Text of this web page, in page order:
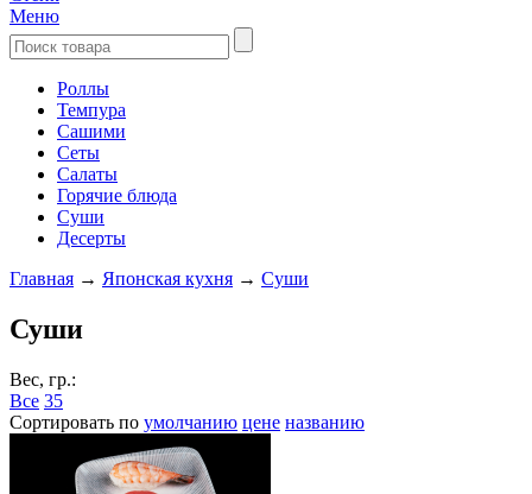
Меню
Роллы
Темпура
Сашими
Сеты
Салаты
Горячие блюда
Суши
Десерты
Главная → Японская кухня → Суши
Суши
Вес, гр.:
Все 35
Сортировать по умолчанию цене названию